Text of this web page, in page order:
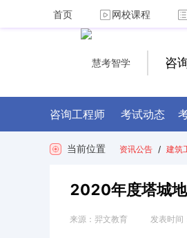
首页 网校课程
咨
咨询工程师 考试动态
当前位置 资讯公告 / 建筑
2020年度塔城
来源： 羿文教育 发表时间